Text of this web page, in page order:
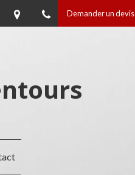
Demander un devis